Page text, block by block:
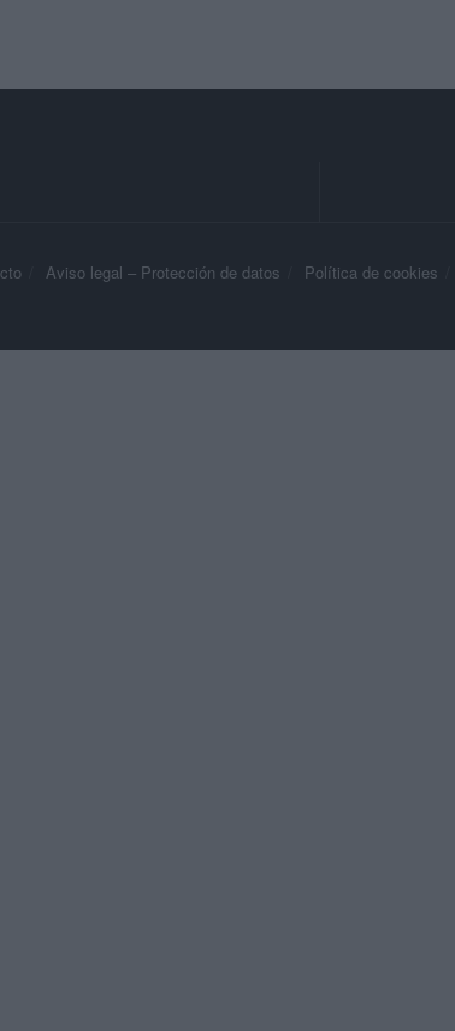
Aviso legal – Protección de datos Política de cookies